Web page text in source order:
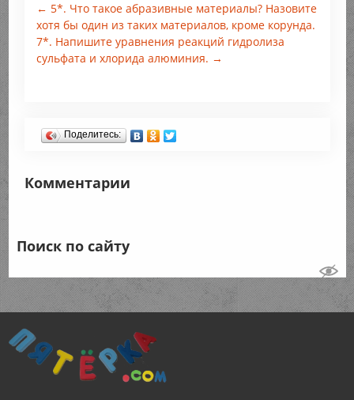
← 5*. Что такое абразивные материалы? Назовите
хотя бы один из таких материалов, кроме корунда.
7*. Напишите уравнения реакций гидролиза
сульфата и хлорида алюминия. →
Поделитесь:
Комментарии
Поиск по сайту